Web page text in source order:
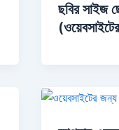
ছবির সাইজ